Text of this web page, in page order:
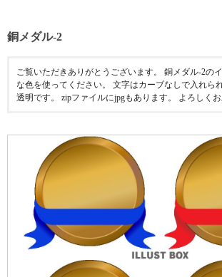
銅メダル-2
ご覧いただきありがとうございます。 銅メダル-2の
な色を使ってください。 文字はカーブなしで入れら
透明です。 zipファイルにjpgもあります。 よろしくお